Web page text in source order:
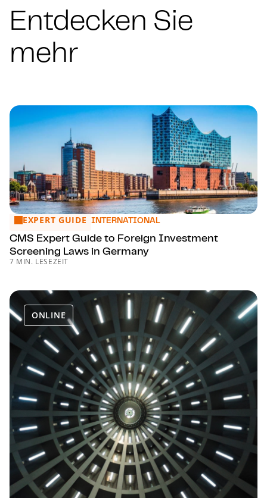
Entdecken Sie
mehr
CMS Expert Guide to Foreign Investment Screening Laws
EXPERT GUIDE INTERNATIONAL
CMS Expert Guide to Foreign Investment
Screening Laws in Germany
7 MIN. LESEZEIT
ONLINE